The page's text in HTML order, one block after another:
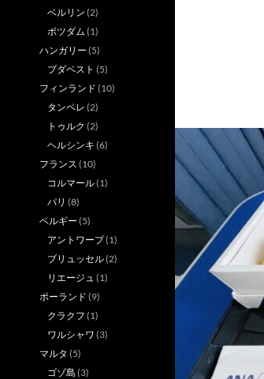
ベルリン (2)
ポツダム (1)
ハンガリー (5)
ブダペスト (5)
フィンランド (10)
タンペレ (2)
トゥルク (2)
ヘルシンキ (6)
フランス (10)
コルマール(1)
パリ (8)
ベルギー (5)
アントワープ(1)
ブリュッセル(2)
リエージュ (1)
ポーランド (9)
クラクフ (1)
ワルシャワ (3)
マルタ (5)
ゴゾ島 (3)